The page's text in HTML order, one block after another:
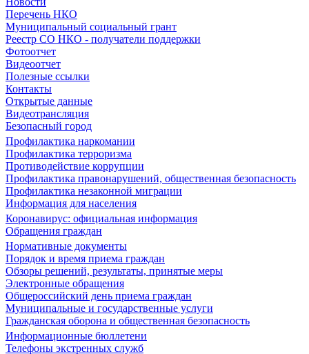
Перечень НКО
Муниципальный социальный грант
Реестр СО НКО - получатели поддержки
Фотоотчет
Видеоотчет
Полезные ссылки
Контакты
Открытые данные
Видеотрансляция
Безопасный город
Профилактика наркомании
Профилактика терроризма
Противодействие коррупции
Профилактика правонарушений, общественная безопасность
Профилактика незаконной миграции
Информация для населения
Коронавирус: официальная информация
Обращения граждан
Нормативные документы
Порядок и время приема граждан
Обзоры решений, результаты, принятые меры
Электронные обращения
Общероссийский день приема граждан
Муниципальные и государственные услуги
Гражданская оборона и общественная безопасность
Информационные бюллетени
Телефоны экстренных служб